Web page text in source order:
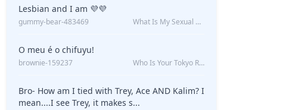
Lesbian and I am 💜💜
gummy-bear-483469 What Is My Sexual Orientation: Uncovered
O meu é o chifuyu!
brownie-159237 Who Is Your Tokyo Revengers Boyfriend?
Bro- How am I tied with Trey, Ace AND Kalim? I
mean....I see Trey, it makes s...